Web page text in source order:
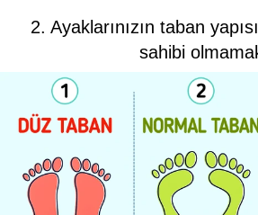
2. Ayaklarınızın taban
sahibi